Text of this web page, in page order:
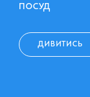
ПОСУД
ДИВИТИСЬ